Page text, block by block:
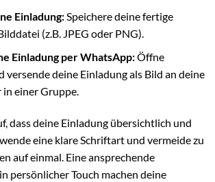
Einladung:Speichere deine fertige
(z.B. JPEG oder PNG).
Einladung per WhatsApp:Öffne
versende deine Einladung als Bild an deine
einer Gruppe.
dass deine Einladung übersichtlich und
eine klare Schriftart und vermeide zu
auf einmal. Eine ansprechende
persönlicher Touch machen deine